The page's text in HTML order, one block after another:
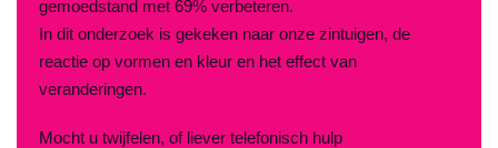
gemoedstand met 69% verbeteren.
In dit onderzoek is gekeken naar onze zintuigen, de
reactie op vormen en kleur en het effect van
veranderingen.
Mocht u twijfelen, of liever telefonisch hulp